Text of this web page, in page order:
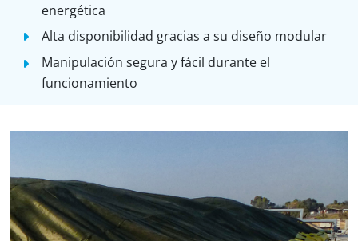
energética
Alta disponibilidad gracias a su diseño modular
Manipulación segura y fácil durante el
funcionamiento